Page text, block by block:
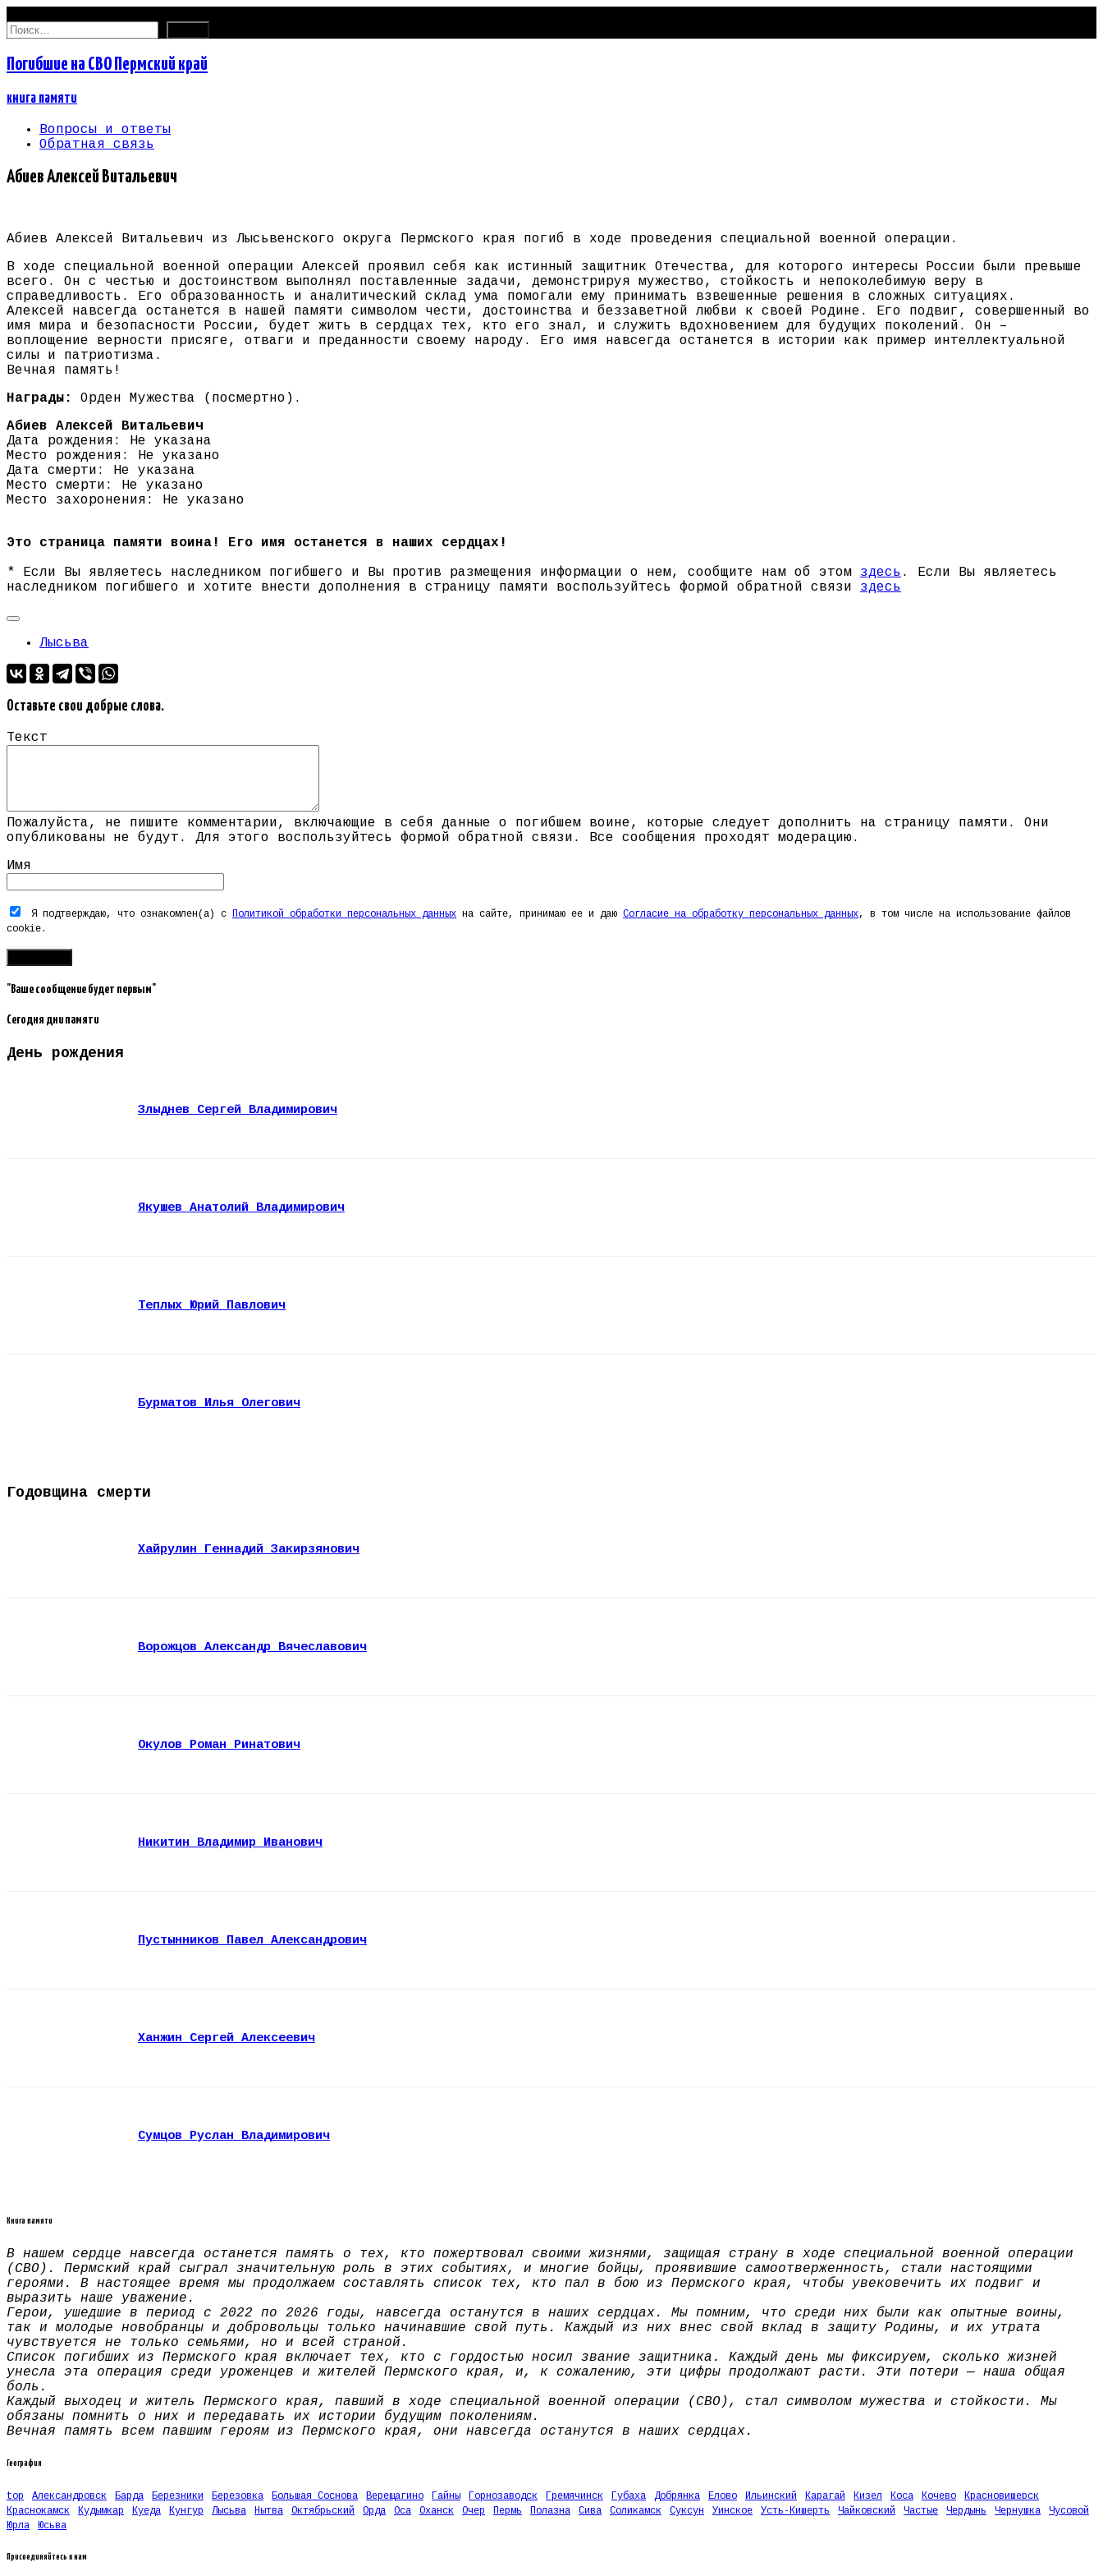
Найти:
Погибшие на СВО Пермский край
книга памяти
Вопросы и ответы
Обратная связь
Абиев Алексей Витальевич
Абиев Алексей Витальевич из Лысьвенского округа Пермского края погиб в ходе проведения специальной военной операции.
В ходе специальной военной операции Алексей проявил себя как истинный защитник Отечества, для которого интересы России были превыше
всего. Он с честью и достоинством выполнял поставленные задачи, демонстрируя мужество, стойкость и непоколебимую веру в
справедливость. Его образованность и аналитический склад ума помогали ему принимать взвешенные решения в сложных ситуациях.
Алексей навсегда останется в нашей памяти символом чести, достоинства и беззаветной любви к своей Родине. Его подвиг, совершенный во
имя мира и безопасности России, будет жить в сердцах тех, кто его знал, и служить вдохновением для будущих поколений. Он –
воплощение верности присяге, отваги и преданности своему народу. Его имя навсегда останется в истории как пример интеллектуальной
силы и патриотизма.
Вечная память!
Награды:
Орден Мужества (посмертно).
Абиев Алексей Витальевич
Дата рождения: Не указана
Место рождения: Не указано
Дата смерти: Не указана
Место смерти: Не указано
Место захоронения: Не указано
Это страница памяти воина! Его имя останется в наших сердцах!
* Если Вы являетесь наследником погибшего и Вы против размещения информации о нем, сообщите нам об этом здесь . Если Вы являетесь
наследником погибшего и хотите внести дополнения в страницу памяти воспользуйтесь формой обратной связи здесь
Лысьва
Оставьте свои добрые слова.
Текст
Пожалуйста, не пишите комментарии, включающие в себя данные о погибшем воине, которые следует дополнить на страницу памяти. Они
опубликованы не будут. Для этого воспользуйтесь формой обратной связи. Все сообщения проходят модерацию.
Имя
Я подтверждаю, что ознакомлен(а) с Политикой обработки персональных данных на сайте, принимаю ее и даю Согласие на обработку персональных данных, в том числе на использование файлов
cookie.
"Ваше сообщение будет первым"
Сегодня дни памяти
День рождения
Злыднев Сергей Владимирович
Якушев Анатолий Владимирович
Теплых Юрий Павлович
Бурматов Илья Олегович
Годовщина смерти
Хайрулин Геннадий Закирзянович
Ворожцов Александр Вячеславович
Окулов Роман Ринатович
Никитин Владимир Иванович
Пустынников Павел Александрович
Ханжин Сергей Алексеевич
Сумцов Руслан Владимирович
Книга памяти
В нашем сердце навсегда останется память о тех, кто пожертвовал своими жизнями, защищая страну в ходе специальной военной операции
(СВО). Пермский край сыграл значительную роль в этих событиях, и многие бойцы, проявившие самоотверженность, стали настоящими
героями. В настоящее время мы продолжаем составлять список тех, кто пал в бою из Пермского края, чтобы увековечить их подвиг и
выразить наше уважение.
Герои, ушедшие в период с 2022 по 2026 годы, навсегда останутся в наших сердцах. Мы помним, что среди них были как опытные воины,
так и молодые новобранцы и добровольцы только начинавшие свой путь. Каждый из них внес свой вклад в защиту Родины, и их утрата
чувствуется не только семьями, но и всей страной.
Список погибших из Пермского края включает тех, кто с гордостью носил звание защитника. Каждый день мы фиксируем, сколько жизней
унесла эта операция среди уроженцев и жителей Пермского края, и, к сожалению, эти цифры продолжают расти. Эти потери — наша общая
боль.
Каждый выходец и житель Пермского края, павший в ходе специальной военной операции (СВО), стал символом мужества и стойкости. Мы
обязаны помнить о них и передавать их истории будущим поколениям.
Вечная память всем павшим героям из Пермского края, они навсегда останутся в наших сердцах.
География
top Александровск Барда Березники Березовка Большая Соснова Верещагино Гайны Горнозаводск Гремячинск Губаха Добрянка Елово Ильинский Карагай Кизел Коса Кочево
Красновишерск
Краснокамск
Кудымкар Куеда Кунгур Лысьва Нытва Октябрьский Орда Оса Оханск Очер Пермь Полазна Сива Соликамск Суксун Уинское Усть-Кишерть Чайковский Частые Чердынь Чернушка
Чусовой
Юрла
Юсьва
Присоединяйтесь к нам